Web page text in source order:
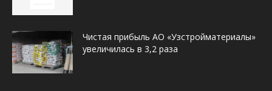
Чистая прибыль АО «Узстройматериалы»
увеличилась в 3,2 раза